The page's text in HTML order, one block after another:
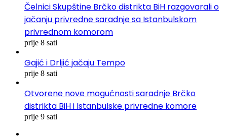
Čelnici Skupštine Brčko distrikta BiH razgovarali o
jačanju privredne saradnje sa Istanbulskom
privrednom komorom
prije 8 sati
Gajić i Drljić jačaju Tempo
prije 8 sati
Otvorene nove mogućnosti saradnje Brčko
distrikta BiH i Istanbulske privredne komore
prije 9 sati